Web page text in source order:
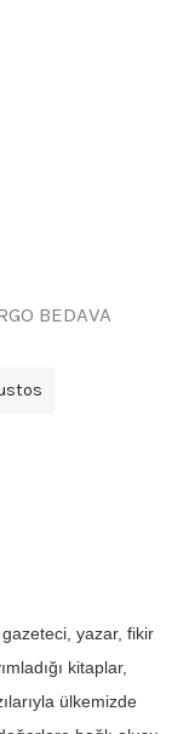
BEDAVA
gazeteci, yazar, fikir
kitaplar,
ülkemizde